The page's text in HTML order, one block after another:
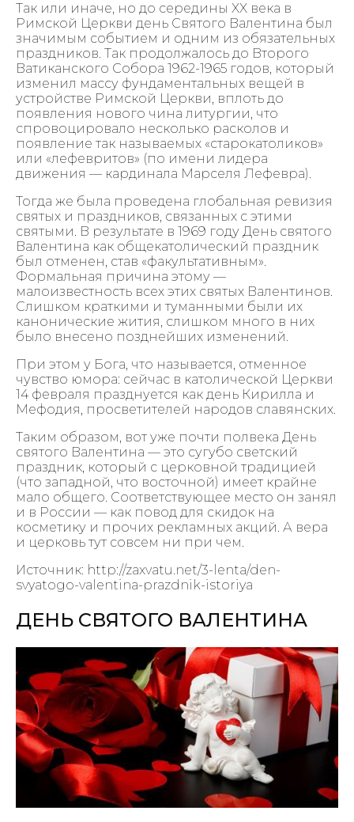
Так или иначе, но до середины XX века в
Римской Церкви день Святого Валентина был
значимым событием и одним из обязательных
праздников. Так продолжалось до Второго
Ватиканского Собора 1962-1965 годов, который
изменил массу фундаментальных вещей в
устройстве Римской Церкви, вплоть до
появления нового чина литургии, что
спровоцировало несколько расколов и
появление так называемых «старокатоликов»
или «лефевритов» (по имени лидера
движения — кардинала Марселя Лефевра).
Тогда же была проведена глобальная ревизия
святых и праздников, связанных с этими
святыми. В результате в 1969 году День святого
Валентина как общекатолический праздник
был отменен, став «факультативным».
Формальная причина этому —
малоизвестность всех этих святых Валентинов.
Слишком краткими и туманными были их
канонические жития, слишком много в них
было внесено позднейших изменений.
При этом у Бога, что называется, отменное
чувство юмора: сейчас в католической Церкви
14 февраля празднуется как день Кирилла и
Мефодия, просветителей народов славянских.
Таким образом, вот уже почти полвека День
святого Валентина — это сугубо светский
праздник, который с церковной традицией
(что западной, что восточной) имеет крайне
мало общего. Соответствующее место он занял
и в России — как повод для скидок на
косметику и прочих рекламных акций. А вера
и церковь тут совсем ни при чем.
Источник: http://zaxvatu.net/3-lenta/den-
svyatogo-valentina-prazdnik-istoriya
ДЕНЬ СВЯТОГО ВАЛЕНТИНА